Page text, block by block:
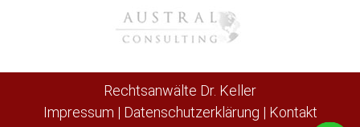
Rechtsanwälte Dr. Keller
Impressum | Datenschutzerklärung | Kontakt